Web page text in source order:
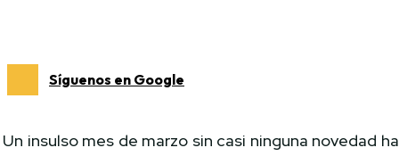
Síguenos en Google
Un insulso mes de marzo sin casi ninguna novedad ha